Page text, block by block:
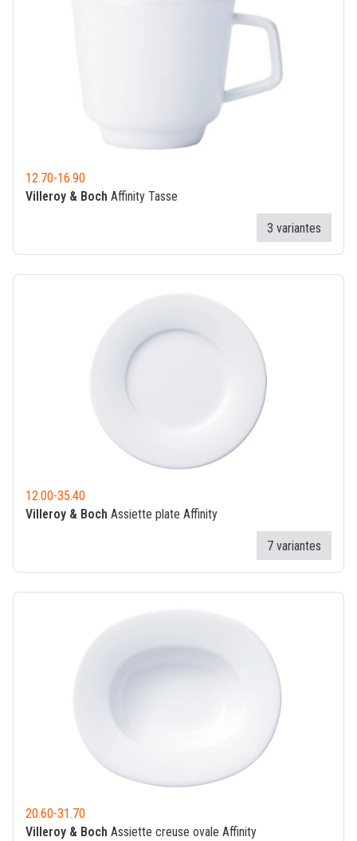
12.70-16.90
Villeroy & Boch Affinity Tasse
3 variantes
12.00-35.40
Villeroy & Boch Assiette plate Affinity
7 variantes
20.60-31.70
Villeroy & Boch Assiette creuse ovale Affinity